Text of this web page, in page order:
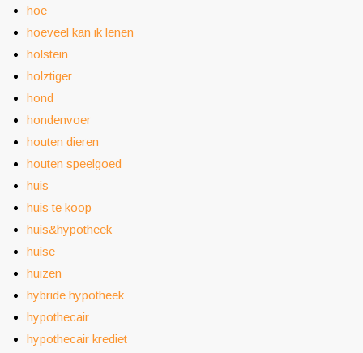
hoe
hoeveel kan ik lenen
holstein
holztiger
hond
hondenvoer
houten dieren
houten speelgoed
huis
huis te koop
huis&hypotheek
huise
huizen
hybride hypotheek
hypothecair
hypothecair krediet